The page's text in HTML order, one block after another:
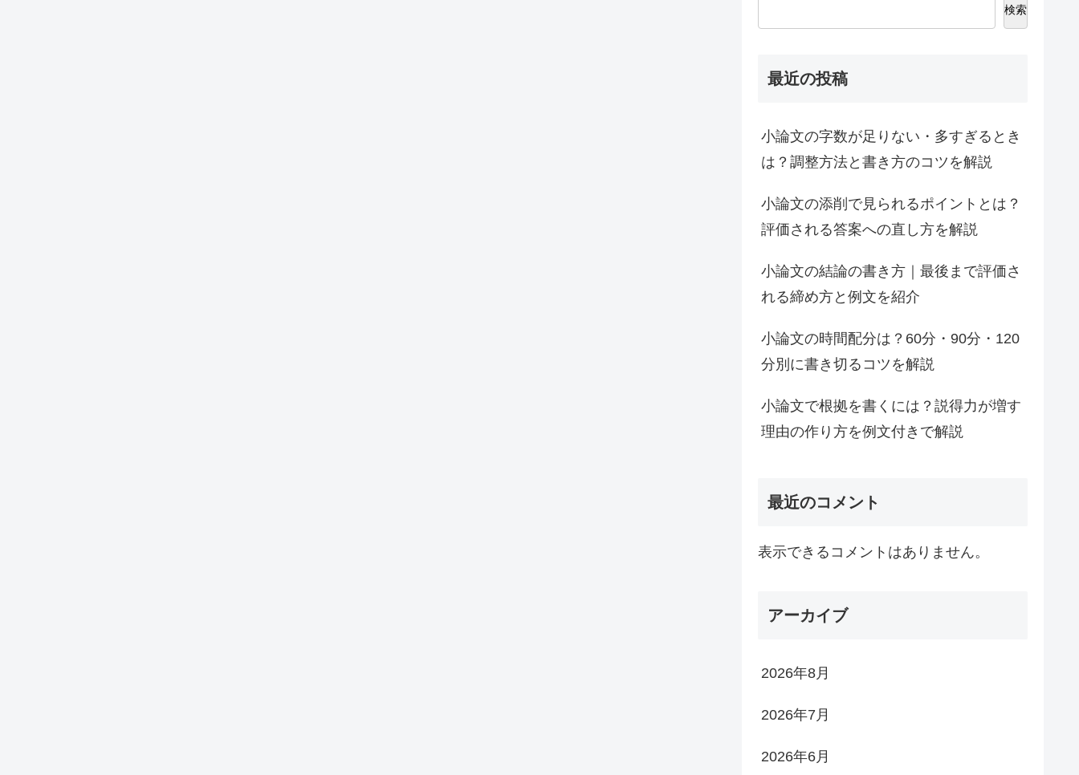
検索
最近の投稿
小論文の字数が足りない・多すぎるとき
は？調整方法と書き方のコツを解説
小論文の添削で見られるポイントとは？
評価される答案への直し方を解説
小論文の結論の書き方｜最後まで評価さ
れる締め方と例文を紹介
小論文の時間配分は？60分・90分・120
分別に書き切るコツを解説
小論文で根拠を書くには？説得力が増す
理由の作り方を例文付きで解説
最近のコメント
表示できるコメントはありません。
アーカイブ
2026年8月
2026年7月
2026年6月